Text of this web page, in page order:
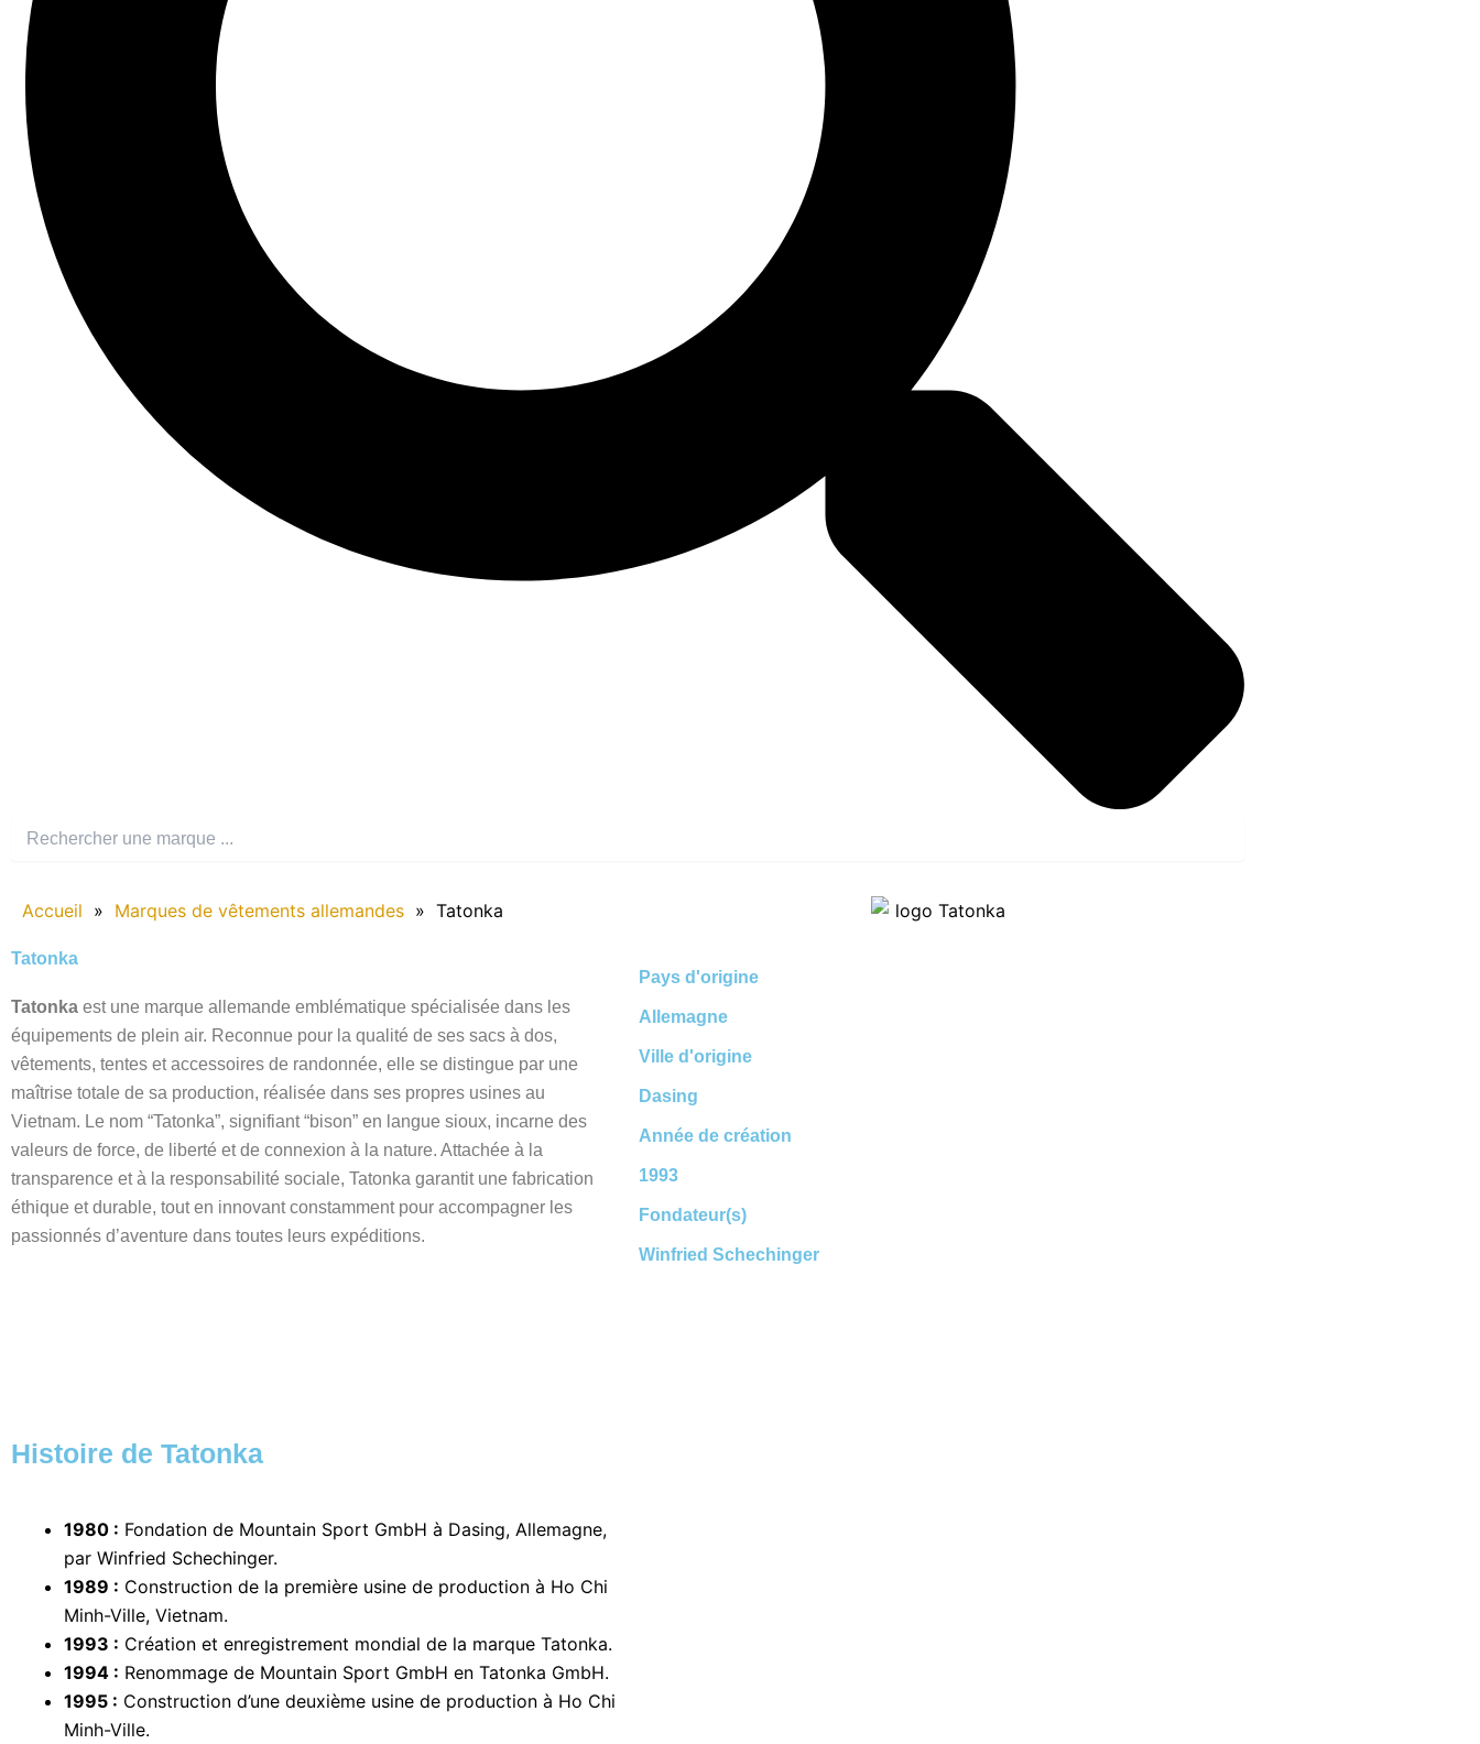
Accueil » Marques de vêtements allemandes » Tatonka
Tatonka
Tatonka est une marque allemande emblématique spécialisée dans les
équipements de plein air. Reconnue pour la qualité de ses sacs à dos,
vêtements, tentes et accessoires de randonnée, elle se distingue par une
maîtrise totale de sa production, réalisée dans ses propres usines au
Vietnam. Le nom “Tatonka”, signifiant “bison” en langue sioux, incarne des
valeurs de force, de liberté et de connexion à la nature. Attachée à la
transparence et à la responsabilité sociale, Tatonka garantit une fabrication
éthique et durable, tout en innovant constamment pour accompagner les
passionnés d’aventure dans toutes leurs expéditions.
Pays d'origine
Allemagne
Ville d'origine
Dasing
Année de création
1993
Fondateur(s)
Winfried Schechinger
Histoire de Tatonka
1980 : Fondation de Mountain Sport GmbH à Dasing, Allemagne,
par Winfried Schechinger.
1989 : Construction de la première usine de production à Ho Chi
Minh-Ville, Vietnam.
1993 : Création et enregistrement mondial de la marque Tatonka.
1994 : Renommage de Mountain Sport GmbH en Tatonka GmbH.
1995 : Construction d’une deuxième usine de production à Ho Chi
Minh-Ville.